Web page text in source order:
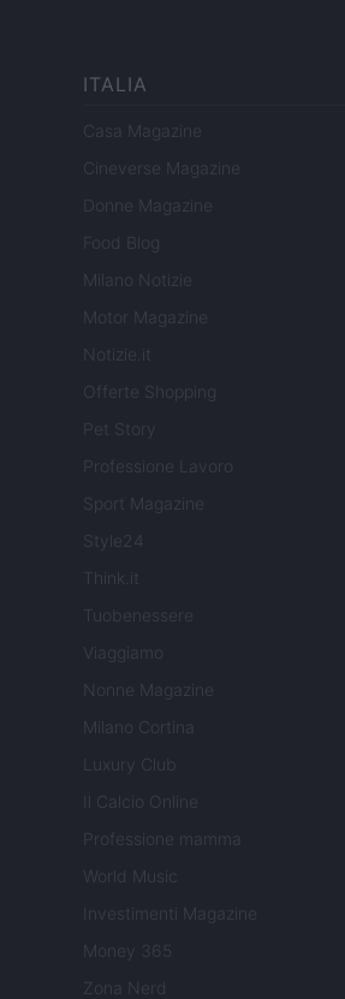
ITALIA
Casa Magazine
Cineverse Magazine
Donne Magazine
Food Blog
Milano Notizie
Motor Magazine
Notizie.it
Offerte Shopping
Pet Story
Professione Lavoro
Sport Magazine
Style24
Think.it
Tuobenessere
Viaggiamo
Nonne Magazine
Milano Cortina
Luxury Club
Il Calcio Online
Professione mamma
World Music
Investimenti Magazine
Money 365
Zona Nerd